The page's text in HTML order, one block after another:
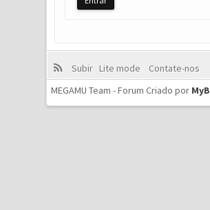
Subir Lite mode
Contate-nos
MEGAMU Team - Forum Criado por